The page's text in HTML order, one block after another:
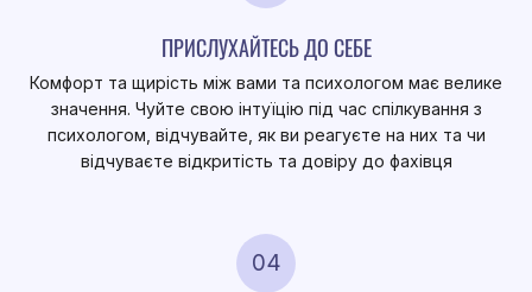
ПРИСЛУХАЙТЕСЬ ДО СЕБЕ
Комфорт та щирість між вами та психологом має велике
значення. Чуйте свою інтуїцію під час спілкування з
психологом, відчувайте, як ви реагуєте на них та чи
відчуваєте відкритість та довіру до фахівця
04